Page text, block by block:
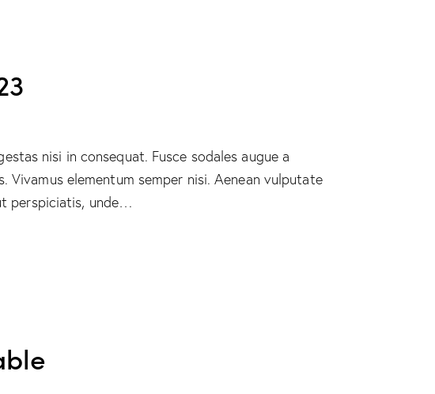
nisi in consequat. Fusce sodales augue a
elementum semper nisi. Aenean vulputate
perspiciatis, unde…